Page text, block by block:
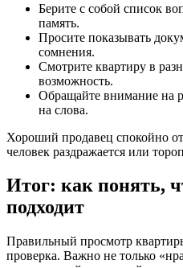
Берите с собой список
память.
Просите показывать
сомнения.
Смотрите квартиру в
возможность.
Обращайте внимание на
на слова.
Хороший продавец спокойно
человек раздражается или
Итог: как понять,
подходит
Правильный просмотр
проверка. Важно не только